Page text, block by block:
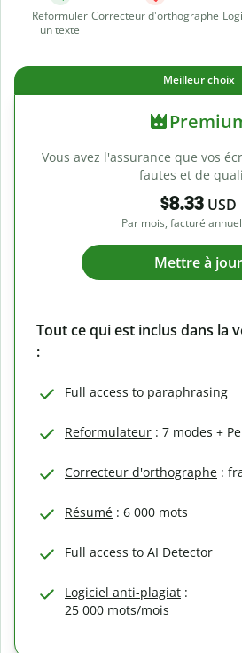
Reformuler
un texte
Correcteur d'orthographe
Meilleur choix
Vous avez l'assurance que vos
fautes et de
$8.33 USD
Par mois, facturé
Mettre à jour
Tout ce qui est inclus dans la
:
Full access to paraphrasing
Reformulateur : 7 modes +
Correcteur d'orthographe :
Résumé : 6 000 mots
Full access to AI Detector
Logiciel anti-plagiat :
25 000 mots/mois